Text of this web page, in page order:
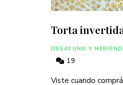
Torta
DESAYUNO Y
19
Viste cuando